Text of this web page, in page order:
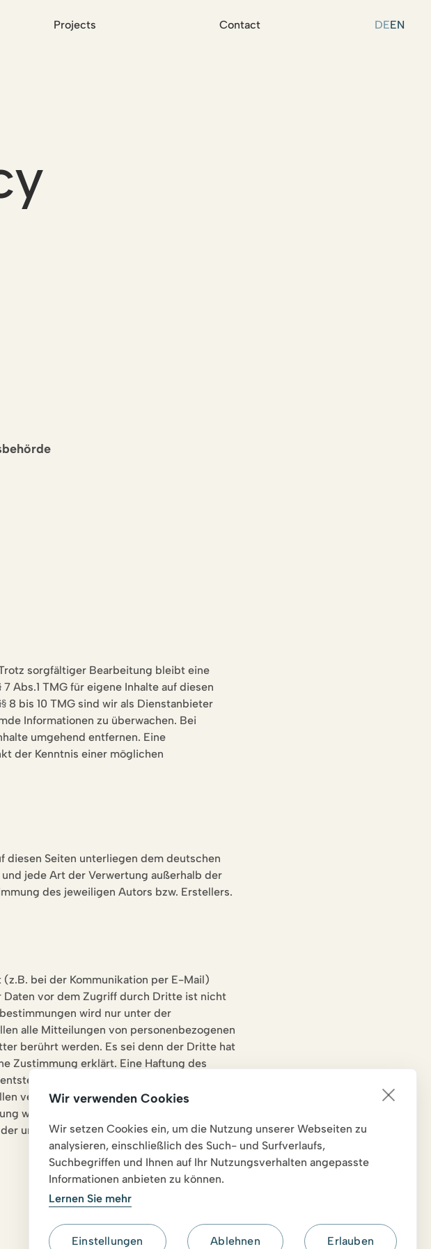
Projects Contact DEEN
sorgfältiger Bearbeitung bleibt eine
Abs.1 TMG für eigene Inhalte auf diesen
8 bis 10 TMG sind wir als Dienstanbieter
Informationen zu überwachen. Bei
umgehend entfernen. Eine
der Kenntnis einer möglichen
diesen Seiten unterliegen dem deutschen
jede Art der Verwertung außerhalb der
des jeweiligen Autors bzw. Erstellers.
bei der Kommunikation per E-Mail)
Daten vor dem Zugriff durch Dritte ist nicht
wird nur unter der
alle Mitteilungen von personen­bezogenen
berührt werden. Es sei denn der Dritte hat
Zustimmung erklärt. Eine Haftung des
Schäden oder
veröffentlichten Kontaktdaten durch Dritte
wird widersprochen. Die Betreiber der
unverlangten Zusendung von
Wir verwenden Cookies
Wir setzen Cookies ein, um die Nutzung unserer Webseiten zu
analysieren, einschließlich des Such- und Surfverlaufs,
Suchbegriffen und Ihnen auf Ihr Nutzungsverhalten angepasste
Informationen anbieten zu können.
Lernen Sie mehr
Einstellungen Ablehnen Erlauben